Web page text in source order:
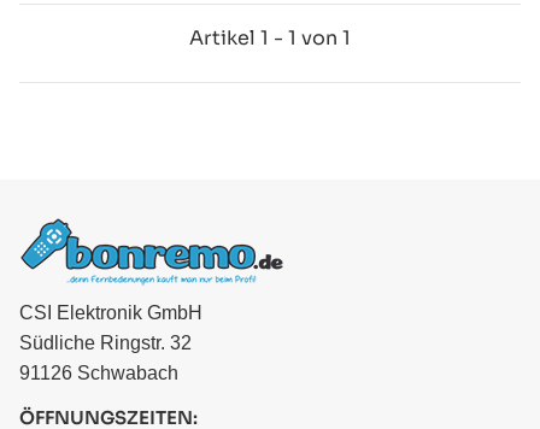
Artikel 1 - 1 von 1
CSI Elektronik GmbH
Südliche Ringstr. 32
91126 Schwabach
ÖFFNUNGSZEITEN: